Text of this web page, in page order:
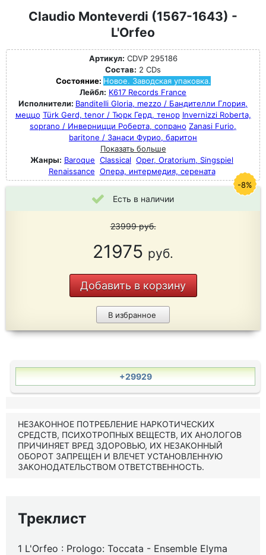
Claudio Monteverdi (1567-1643) -
L'Orfeo
Артикул: CDVP 295186
Состав: 2 CDs
Состояние: Новое. Заводская упаковка.
Лейбл: K617 Records France
Исполнители: Banditelli Gloria, mezzo / Бандителли Глория,
меццо Türk Gerd, tenor / Тюрк Герд, тенор Invernizzi Roberta,
soprano / Инверницци Роберта, сопрано Zanasi Furio,
baritone / Занаси Фурио, баритон
Показать больше
Жанры: Baroque Classical Oper, Oratorium, Singspiel
Renaissance Опера, интермедия, серената
Есть в наличии
23999руб.
21975 руб.
Добавить в корзину
В избранное
-8%
+29929
НЕЗАКОННОЕ ПОТРЕБЛЕНИЕ НАРКОТИЧЕСКИХ
СРЕДСТВ, ПСИХОТРОПНЫХ ВЕЩЕСТВ, ИХ АНОЛОГОВ
ПРИЧИНЯЕТ ВРЕД ЗДОРОВЬЮ, ИХ НЕЗАКОННЫЙ
ОБОРОТ ЗАПРЕЩЕН И ВЛЕЧЕТ УСТАНОВЛЕННУЮ
ЗАКОНОДАТЕЛЬСТВОМ ОТВЕТСТВЕННОСТЬ.
Треклист
1 L'Orfeo : Prologo: Toccata - Ensemble Elyma